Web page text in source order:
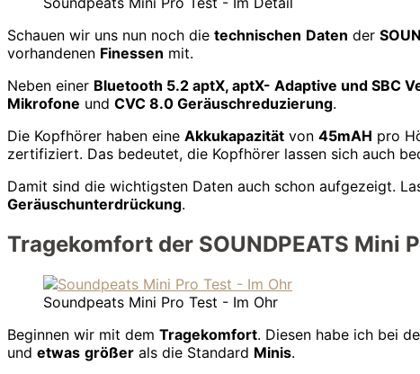
Schauen wir uns nun noch die technischen Daten der
vorhandenen Finessen mit.
Neben einer Bluetooth 5.2 aptX, aptX- Adaptive und SBC
Mikrofone und CVC 8.0 Geräuschreduzierung.
Die Kopfhörer haben eine Akkukapazität von 45mAH pro
zertifiziert. Das bedeutet, die Kopfhörer lassen sich auch
Damit sind die wichtigsten Daten auch schon aufgezeigt.
Geräuschunterdrückung.
Tragekomfort der SOUNDPEATS Mini
Soundpeats Mini Pro Test - Im Ohr
Beginnen wir mit dem Tragekomfort. Diesen habe ich bei
und etwas größer als die Standard Minis.